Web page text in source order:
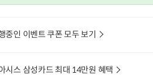
중인 이벤트 쿠폰 모두 보기
시스 삼성카드 최대 14만원 혜택